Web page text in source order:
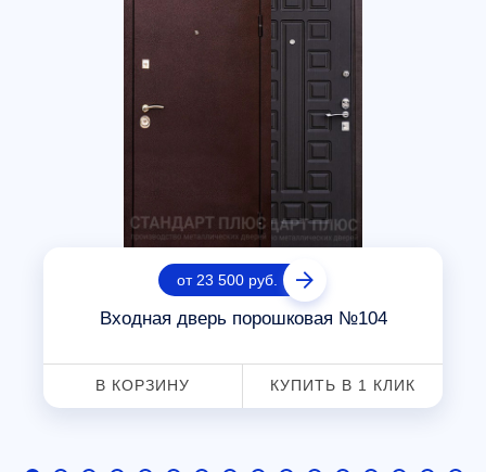
от 23 500 руб.
Входная дверь порошковая №104
В КОРЗИНУ КУПИТЬ В 1 КЛИК